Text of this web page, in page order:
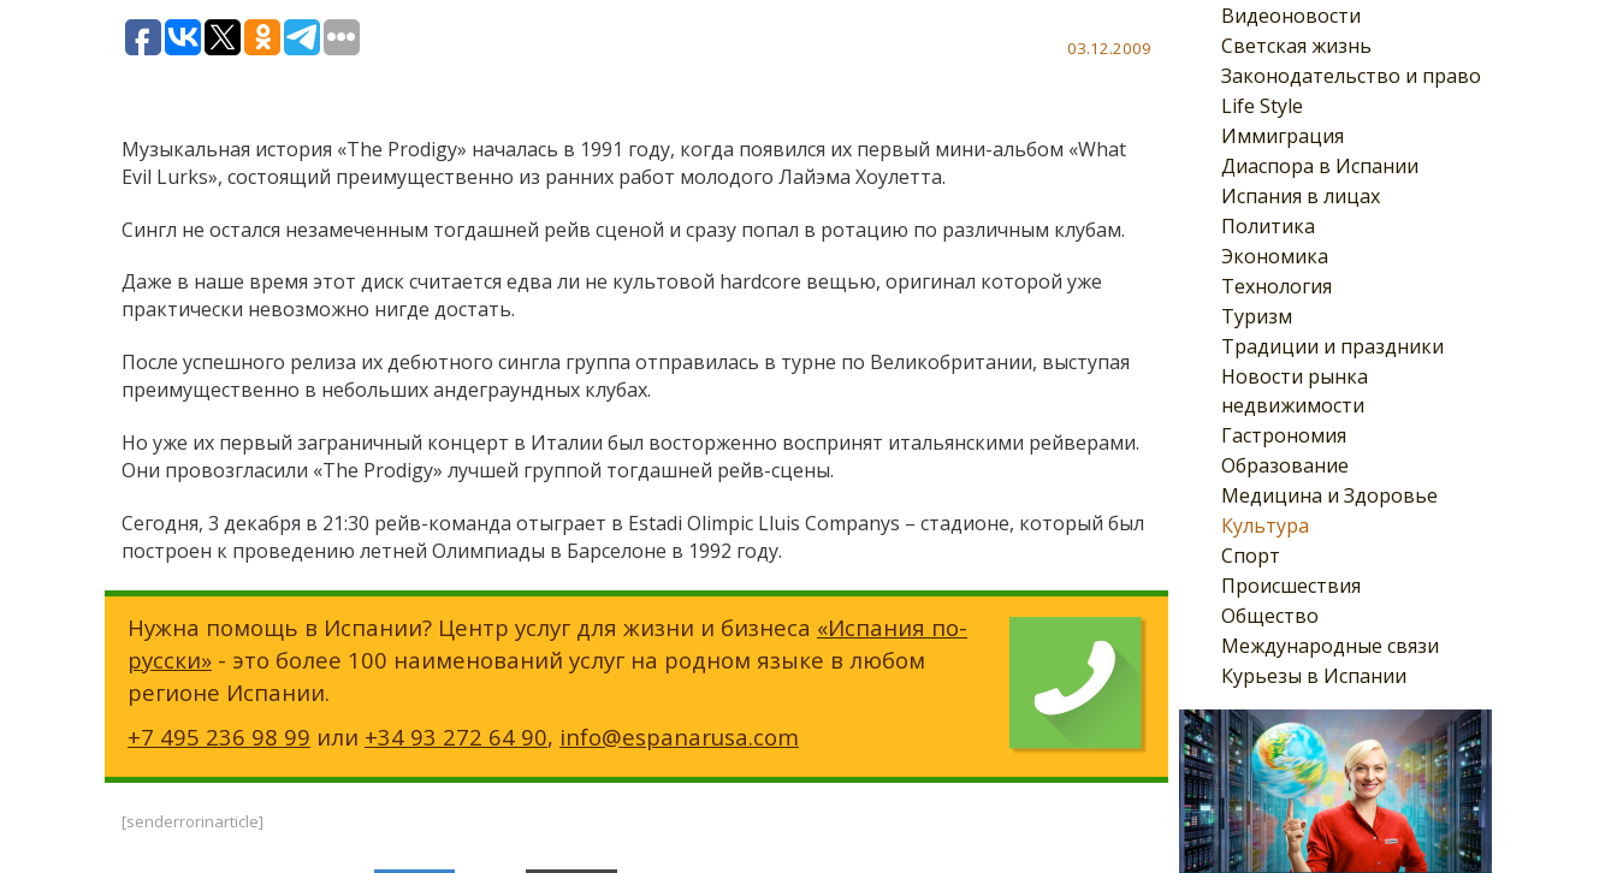
Видеоновости
Светская жизнь
Законодательство и право
Life Style
Иммиграция
Диаспора в Испании
Испания в лицах
Политика
Экономика
Технология
Туризм
Традиции и праздники
Новости рынка
недвижимости
Гастрономия
Образование
Медицина и Здоровье
Культура
Спорт
Происшествия
Общество
Международные связи
Курьезы в Испании
03.12.2009
Музыкальная история «The Prodigy» началась в 1991 году, когда появился их первый мини-альбом «What
Evil Lurks», состоящий преимущественно из ранних работ молодого Лайэма Хоулетта.
Сингл не остался незамеченным тогдашней рейв сценой и сразу попал в ротацию по различным клубам.
Даже в наше время этот диск считается едва ли не культовой hardcore вещью, оригинал которой уже
практически невозможно нигде достать.
После успешного релиза их дебютного сингла группа отправилась в турне по Великобритании, выступая
преимущественно в небольших андеграундных клубах.
Но уже их первый заграничный концерт в Италии был восторженно воспринят итальянскими рейверами.
Они провозгласили «The Prodigy» лучшей группой тогдашней рейв-сцены.
Сегодня, 3 декабря в 21:30 рейв-команда отыграет в Estadi Olimpic Lluis Companys – стадионе, который был
построен к проведению летней Олимпиады в Барселоне в 1992 году.
Нужна помощь в Испании? Центр услуг для жизни и бизнеса «Испания по-
русски» - это более 100 наименований услуг на родном языке в любом
регионе Испании.
+7 495 236 98 99 или +34 93 272 64 90, info@espanarusa.com
[senderrorinarticle]